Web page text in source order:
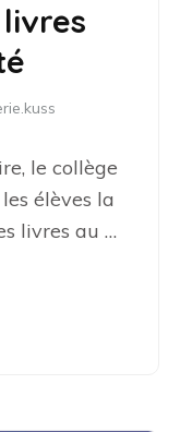
le collège
élèves la
livres au …